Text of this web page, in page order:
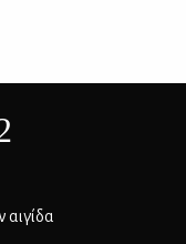
αιγίδα